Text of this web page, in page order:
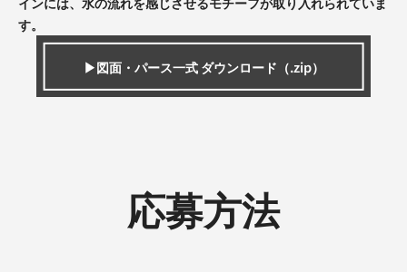
す。
▶図面・パース一式 ダウンロード（.zip）
応募方法